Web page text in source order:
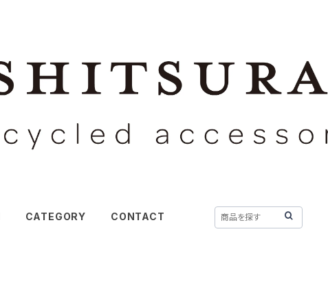
CATEGORY CONTACT